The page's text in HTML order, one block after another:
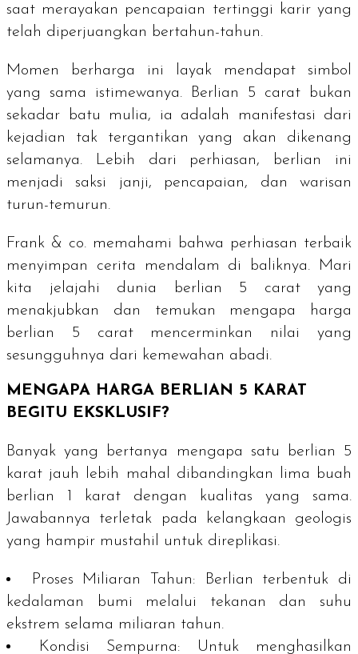
saat merayakan pencapaian tertinggi karir yang
telah diperjuangkan bertahun-tahun.
Momen berharga ini layak mendapat simbol
yang sama istimewanya. Berlian 5 carat
bukan
sekadar batu mulia, ia adalah manifestasi dari
kejadian tak tergantikan yang akan dikenang
selamanya. Lebih dari perhiasan, berlian ini
menjadi saksi janji, pencapaian, dan warisan
turun-temurun.
Frank & co. memahami bahwa perhiasan terbaik
menyimpan cerita mendalam di baliknya. Mari
kita jelajahi dunia berlian 5 carat yang
menakjubkan dan temukan mengapa harga
berlian 5 carat mencerminkan nilai yang
sesungguhnya dari kemewahan abadi.
MENGAPA HARGA BERLIAN 5 KARAT
BEGITU EKSKLUSIF?
Banyak yang bertanya mengapa satu berlian 5
karat jauh lebih mahal dibandingkan lima buah
berlian 1 karat dengan kualitas yang sama.
Jawabannya terletak pada kelangkaan geologis
yang hampir mustahil untuk direplikasi.
Proses Miliaran Tahun: Berlian terbentuk di
kedalaman bumi melalui tekanan dan suhu
ekstrem selama miliaran tahun.
Kondisi Sempurna: Untuk menghasilkan